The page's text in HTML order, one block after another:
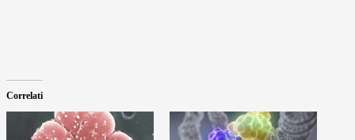
Correlati